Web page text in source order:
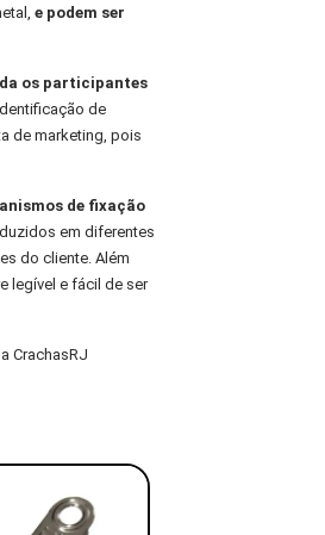
e podem ser
os participantes
de
de marketing, pois
de fixação
em diferentes
do cliente. Além
legível e fácil de ser
CrachasRJ